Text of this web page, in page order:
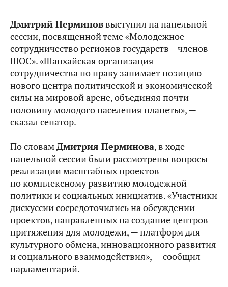
Дмитрий Перминоввыступил на панельной
сессии, посвященной теме «Молодежное
сотрудничество регионов государств – членов
ШОС». «Шанхайская организация
сотрудничества по праву занимает позицию
нового центра политической и экономической
силы на мировой арене, объединяя почти
половину молодого населения планеты», —
сказал сенатор.
По словамДмитрия Перминова, в ходе
панельной сессии были рассмотрены вопросы
реализации масштабных проектов
по комплексному развитию молодежной
политики и социальных инициатив. «Участники
дискуссии сосредоточились на обсуждении
проектов, направленных на создание центров
притяжения для молодежи, — платформ для
культурного обмена, инновационного развития
и социального взаимодействия», — сообщил
парламентарий.